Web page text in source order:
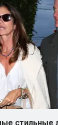
стильные